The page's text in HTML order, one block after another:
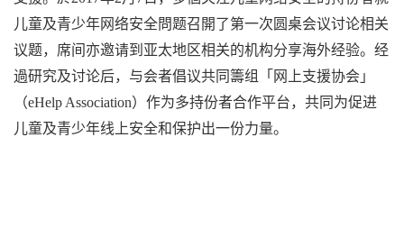
儿童及青少年网络安全問题召開了第一次圆桌会议讨论相关
议题，席间亦邀请到亚太地区相关的机构分享海外经验。经
過研究及讨论后，与会者倡议共同籌组「网上支援协会」
（eHelp Association）作为多持份者合作平台，共同为促进
儿童及青少年线上安全和保护出一份力量。